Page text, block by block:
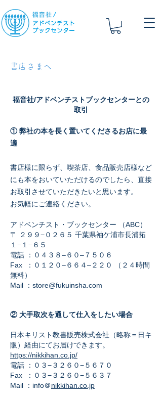
​書店さまへ
福音社/アドベンチストブックセンターとの
取引
① 弊社の本を長く置いてくださるお店に最
適
書店様に限らず、喫茶店、食品販売店様など
にも本をおいていただけるのでしたら、直接
お取引させていただきたいと思います。
お気軽にご連絡ください。
アドベンチスト・ブックセンター （ABC）
〒 ２９９−０２６５ 千葉県袖ケ浦市長浦拓
１−１−６５
電話 ：０４３８–６０–７５０６
Fax ：０１２０–６６４–２２０ （２４時間
無料）
Mail ： store@fukuinsha.com
② 大手取次を通して仕入をしたい場合
日本キリスト教書販売株式会社（略称＝日キ
販）経由にてお届けできます。
https://nikkihan.co.jp/
電話 ：０３−３２６０−５６７０
Fax ：０３−３２６０−５６３７
Mail ：info＠nikkihan.co.jp